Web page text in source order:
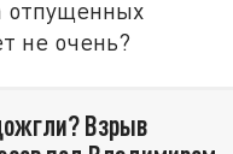
отпущенных
не очень?
Взрыв